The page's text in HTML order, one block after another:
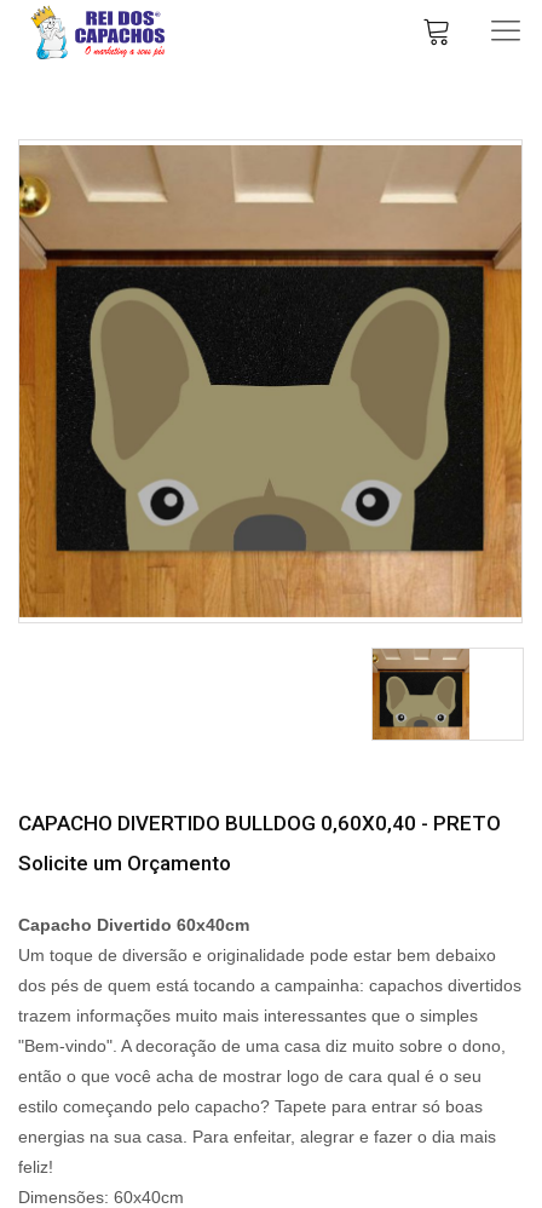
CAPACHO DIVERTIDO BULLDOG 0,60X0,40 - PRETO
Solicite um Orçamento
Capacho Divertido 60x40cm
Um toque de diversão e originalidade pode estar bem debaixo
dos pés de quem está tocando a campainha: capachos divertidos
trazem informações muito mais interessantes que o simples
"Bem-vindo". A decoração de uma casa diz muito sobre o dono,
então o que você acha de mostrar logo de cara qual é o seu
estilo começando pelo capacho? Tapete para entrar só boas
energias na sua casa. Para enfeitar, alegrar e fazer o dia mais
feliz!
Dimensões: 60x40cm